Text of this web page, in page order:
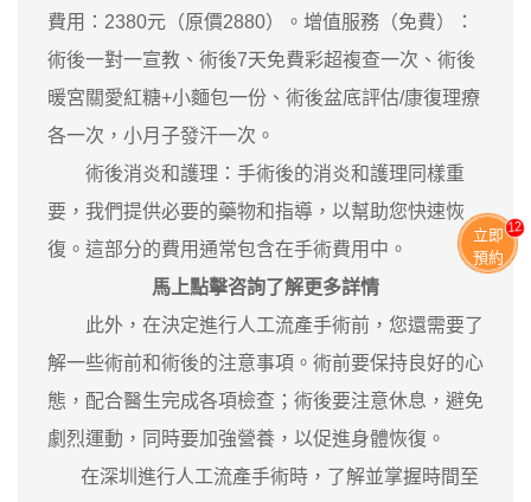
費用：2380元（原價2880）。增值服務（免費）：
術後一對一宣教、術後7天免費彩超複查一次、術後
暖宮關愛紅糖+小麵包一份、術後盆底評估/康復理療
各一次，小月子發汗一次。
術後消炎和護理：手術後的消炎和護理同樣重
要，我們提供必要的藥物和指導，以幫助您快速恢
復。這部分的費用通常包含在手術費用中。
馬上點擊咨詢了解更多詳情
此外，在決定進行人工流產手術前，您還需要了
解一些術前和術後的注意事項。術前要保持良好的心
態，配合醫生完成各項檢查；術後要注意休息，避免
劇烈運動，同時要加強營養，以促進身體恢復。
在深圳進行人工流產手術時，了解並掌握時間至
立即
預約
13